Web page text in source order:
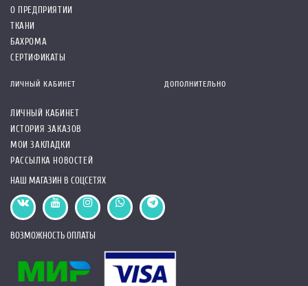
О ПРЕДПРИЯТИИ
ТКАНИ
БАХРОМА
СЕРТИФИКАТЫ
ЛИЧНЫЙ КАБИНЕТ
ЛИЧНЫЙ КАБИНЕТ
ИСТОРИЯ ЗАКАЗОВ
МОИ ЗАКЛАДКИ
РАССЫЛКА НОВОСТЕЙ
ДОПОЛНИТЕЛЬНО
НАШ МАГАЗИН В СОЦСЕТЯХ
ВОЗМОЖНОСТЬ ОПЛАТЫ